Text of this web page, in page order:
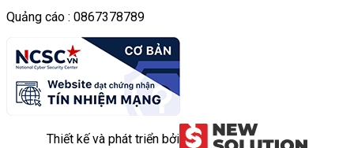
Quảng cáo : 0867378789
Thiết kế và phát triển bởi